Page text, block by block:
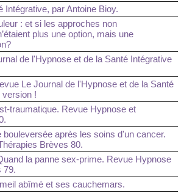
Intégrative, par Antoine Bioy.
: et si les approches non
plus une option, mais une
de l'Hypnose et de la Santé Intégrative
Le Journal de l'Hypnose et de la Santé
version !
traumatique. Revue Hypnose et
bouleversée après les soins d'un cancer.
Brèves 80.
la panne sex-prime. Revue Hypnose
79.
abîmé et ses cauchemars.